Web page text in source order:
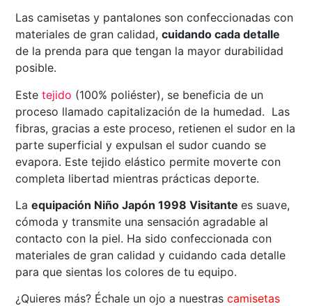
Las camisetas y pantalones son confeccionadas con
materiales de gran calidad,cuidando cada detalle
de la prenda para que tengan la mayor durabilidad
posible.
Estetejido (100% poliéster), se beneficia de un
proceso llamado capitalización de la humedad. Las
fibras, gracias a este proceso, retienen el sudor en la
parte superficial y expulsan el sudor cuando se
evapora. Este tejido elástico permite moverte con
completa libertad mientras prácticas deporte.
Laequipación Niño Japón 1998 Visitantees suave,
cómoda y transmite una sensación agradable al
contacto con la piel. Ha sido confeccionada con
materiales de gran calidad y cuidando cada detalle
para que sientas los colores de tu equipo.
¿Quieres más? Échale un ojo a nuestrascamisetas